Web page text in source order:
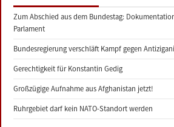
Zum Abschied aus dem Bundestag:
Parlament
Bundesregierung verschläft Kampf gegen
Gerechtigkeit für Konstantin Gedig
Großzügige Aufnahme aus Afghanistan jetzt!
Ruhrgebiet darf kein NATO-Standort werden